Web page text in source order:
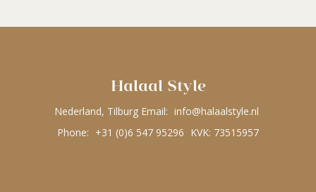
Halaal Style
Nederland, Tilburg Email: info@halaalstyle.nl
Phone: +31 (0)6 547 95296 KVK: 73515957